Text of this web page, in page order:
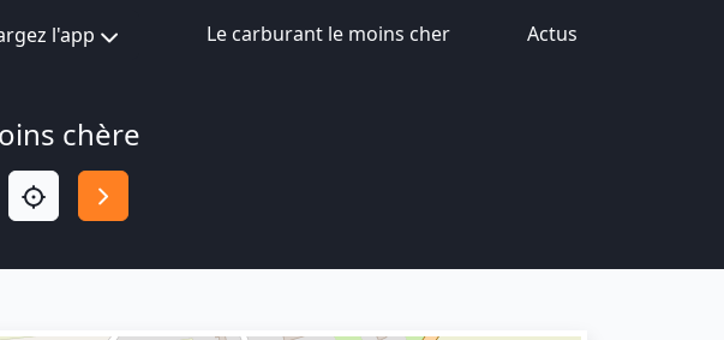
l'app Le carburant le moins cher Actus
chère